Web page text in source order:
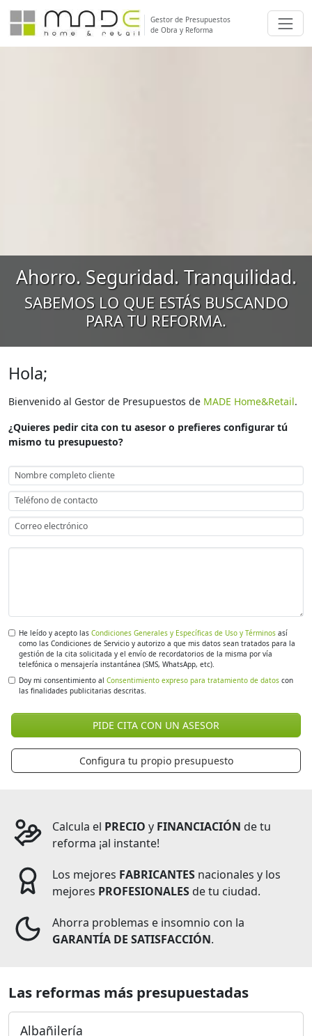
Gestor de Presupuestos
de Obra y Reforma
Ahorro. Seguridad. Tranquilidad.
SABEMOS LO QUE ESTÁS BUSCANDO
PARA TU REFORMA.
Hola;
Bienvenido al Gestor de Presupuestos de MADE Home&Retail.
¿Quieres pedir cita con tu asesor o prefieres configurar tú
mismo tu presupuesto?
He leído y acepto las Condiciones Generales y Específicas de Uso y Términos así
como las Condiciones de Servicio y autorizo a que mis datos sean tratados para la
gestión de la cita solicitada y el envío de recordatorios de la misma por vía
telefónica o mensajería instantánea (SMS, WhatsApp, etc).
Doy mi consentimiento al Consentimiento expreso para tratamiento de datos con
las finalidades publicitarias descritas.
PIDE CITA CON UN ASESOR
Configura tu propio presupuesto
Calcula el PRECIO y FINANCIACIÓN de tu
reforma ¡al instante!
Los mejores FABRICANTES nacionales y los
mejores PROFESIONALES de tu ciudad.
Ahorra problemas e insomnio con la
GARANTÍA DE SATISFACCIÓN.
Las reformas más presupuestadas
Albañilería